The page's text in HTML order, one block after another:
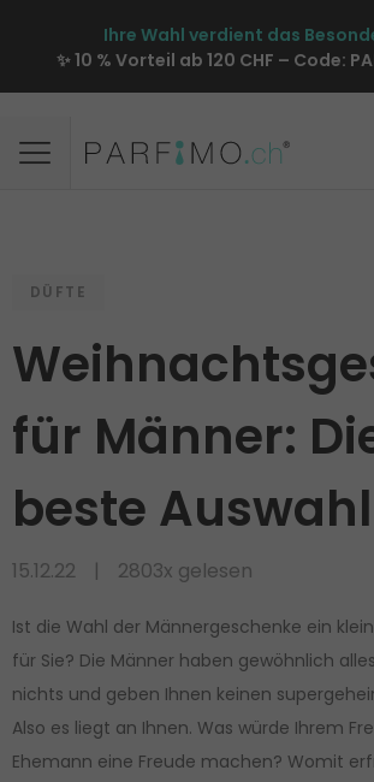
Ihre Wahl verdient das
✨ 10 % Vorteil ab 120 CHF – Code:
DÜFTE
für Männer:
beste
15.12.22 2803x gelesen
Ist die Wahl der Männergeschenke ein
für Sie? Die Männer haben gewöhnlich
nichts und geben Ihnen keinen
Also es liegt an Ihnen. Was würde Ihrem
Ehemann eine Freude machen? Womit